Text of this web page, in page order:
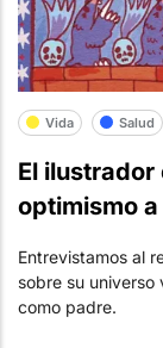
Vida Salud
El
optimismo
Entrevistamos al
sobre su universo
como padre.